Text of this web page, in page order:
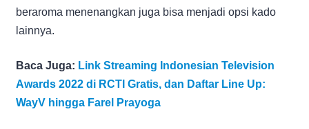
beraroma menenangkan juga bisa menjadi opsi kado
lainnya.
Baca Juga: Link Streaming Indonesian Television
Awards 2022 di RCTI Gratis, dan Daftar Line Up:
WayV hingga Farel Prayoga